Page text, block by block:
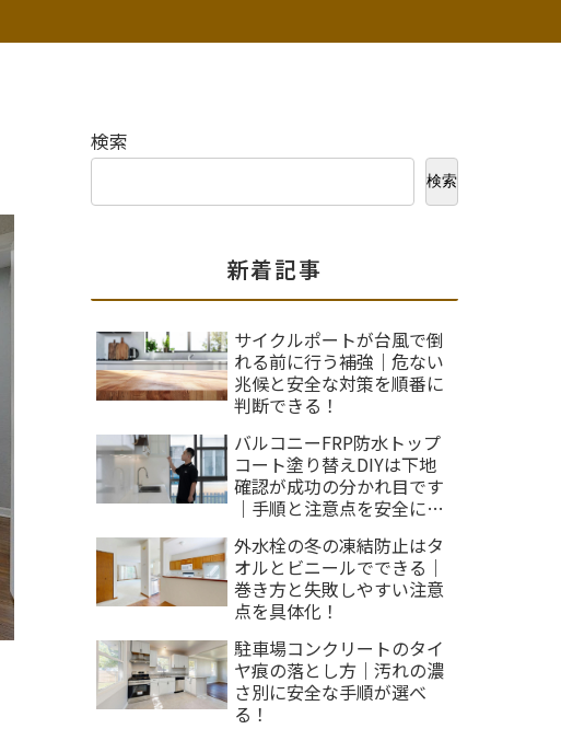
検索
検索
新着記事
サイクルポートが台風で倒
れる前に行う補強｜危ない
兆候と安全な対策を順番に
判断できる！
バルコニーFRP防水トップ
コート塗り替えDIYは下地
確認が成功の分かれ目です
｜手順と注意点を安全に整
外水栓の冬の凍結防止はタ
オルとビニールでできる｜
巻き方と失敗しやすい注意
点を具体化！
駐車場コンクリートのタイ
ヤ痕の落とし方｜汚れの濃
さ別に安全な手順が選べ
る！